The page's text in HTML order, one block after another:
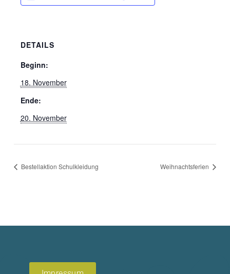
DETAILS
Beginn:
18. November
Ende:
20. November
Bestellaktion Schulkleidung Weihnachtsferien